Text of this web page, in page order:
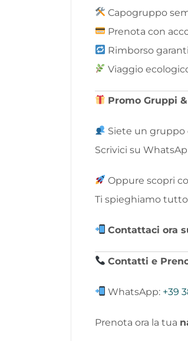
Capogruppo
Prenota con
Rimborso
Viaggio
Promo Gruppi
Siete un gruppo
Scrivici su
Oppure scopri
Ti spieghiamo
Contattaci ora
Contatti e
WhatsApp: +39
Prenota ora la tua